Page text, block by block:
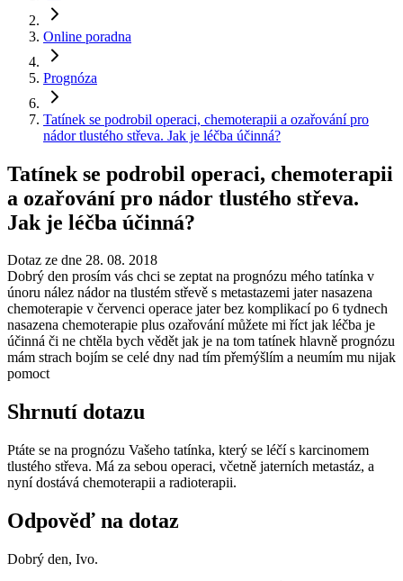
Online poradna
Prognóza
Tatínek se podrobil operaci, chemoterapii a ozařování pro
nádor tlustého střeva. Jak je léčba účinná?
Tatínek se podrobil operaci, chemoterapii
a ozařování pro nádor tlustého střeva.
Jak je léčba účinná?
Dotaz ze dne 28. 08. 2018
Dobrý den prosím vás chci se zeptat na prognózu mého tatínka v
únoru nález nádor na tlustém střevě s metastazemi jater nasazena
chemoterapie v červenci operace jater bez komplikací po 6 tydnech
nasazena chemoterapie plus ozařování můžete mi říct jak léčba je
účinná či ne chtěla bych vědět jak je na tom tatínek hlavně prognózu
mám strach bojím se celé dny nad tím přemýšlím a neumím mu nijak
pomoct
Shrnutí dotazu
Ptáte se na prognózu Vašeho tatínka, který se léčí s karcinomem
tlustého střeva. Má za sebou operaci, včetně jaterních metastáz, a
nyní dostává chemoterapii a radioterapii.
Odpověď na dotaz
Dobrý den, Ivo.